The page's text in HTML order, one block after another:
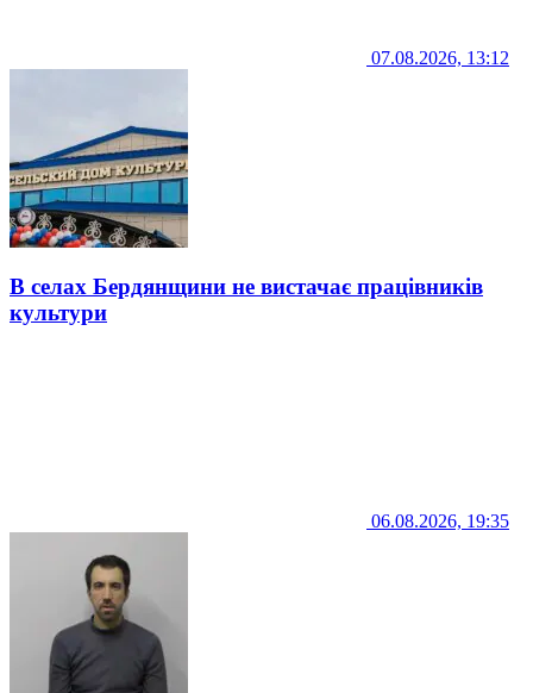
07.08.2026, 13:12
В селах Бердянщини не вистачає працівників
культури
06.08.2026, 19:35